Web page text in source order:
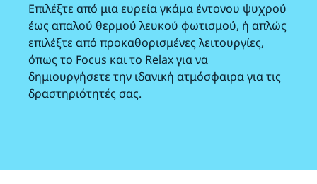
Επιλέξτε από μια ευρεία γκάμα έντονου ψυχρού
έως απαλού θερμού λευκού φωτισμού, ή απλώς
επιλέξτε από προκαθορισμένες λειτουργίες,
όπως το Focus και το Relax για να
δημιουργήσετε την ιδανική ατμόσφαιρα για τις
δραστηριότητές σας.